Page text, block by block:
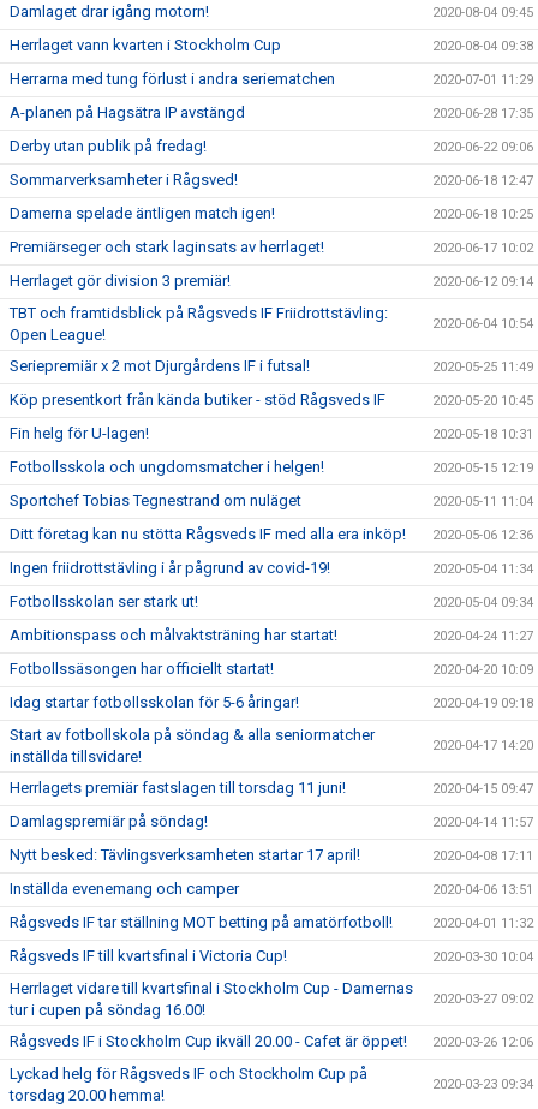
Damlaget drar igång motorn! 2020-08-04 09:45
Herrlaget vann kvarten i Stockholm Cup 2020-08-04 09:38
Herrarna med tung förlust i andra seriematchen 2020-07-01 11:29
A-planen på Hagsätra IP avstängd 2020-06-28 17:35
Derby utan publik på fredag! 2020-06-22 09:06
Sommarverksamheter i Rågsved! 2020-06-18 12:47
Damerna spelade äntligen match igen! 2020-06-18 10:25
Premiärseger och stark laginsats av herrlaget! 2020-06-17 10:02
Herrlaget gör division 3 premiär! 2020-06-12 09:14
TBT och framtidsblick på Rågsveds IF Friidrottstävling:
Open League!
2020-06-04 10:54
Seriepremiär x 2 mot Djurgårdens IF i futsal! 2020-05-25 11:49
Köp presentkort från kända butiker - stöd Rågsveds IF 2020-05-20 10:45
Fin helg för U-lagen! 2020-05-18 10:31
Fotbollsskola och ungdomsmatcher i helgen! 2020-05-15 12:19
Sportchef Tobias Tegnestrand om nuläget 2020-05-11 11:04
Ditt företag kan nu stötta Rågsveds IF med alla era inköp! 2020-05-06 12:36
Ingen friidrottstävling i år pågrund av covid-19! 2020-05-04 11:34
Fotbollsskolan ser stark ut! 2020-05-04 09:34
Ambitionspass och målvaktsträning har startat! 2020-04-24 11:27
Fotbollssäsongen har officiellt startat! 2020-04-20 10:09
Idag startar fotbollsskolan för 5-6 åringar! 2020-04-19 09:18
Start av fotbollskola på söndag & alla seniormatcher
inställda tillsvidare!
2020-04-17 14:20
Herrlagets premiär fastslagen till torsdag 11 juni! 2020-04-15 09:47
Damlagspremiär på söndag! 2020-04-14 11:57
Nytt besked: Tävlingsverksamheten startar 17 april! 2020-04-08 17:11
Inställda evenemang och camper 2020-04-06 13:51
Rågsveds IF tar ställning MOT betting på amatörfotboll! 2020-04-01 11:32
Rågsveds IF till kvartsfinal i Victoria Cup! 2020-03-30 10:04
Herrlaget vidare till kvartsfinal i Stockholm Cup - Damernas
tur i cupen på söndag 16.00!
2020-03-27 09:02
Rågsveds IF i Stockholm Cup ikväll 20.00 - Cafet är öppet! 2020-03-26 12:06
Lyckad helg för Rågsveds IF och Stockholm Cup på
torsdag 20.00 hemma!
2020-03-23 09:34